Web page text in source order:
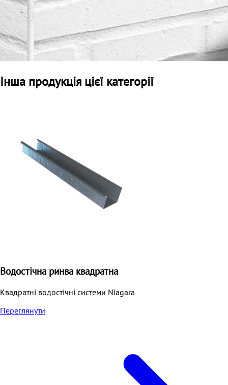
Інша продукція цієї категорії
Водостічна ринва квадратна
Квадратні водостічні системи Niagara
Переглянути